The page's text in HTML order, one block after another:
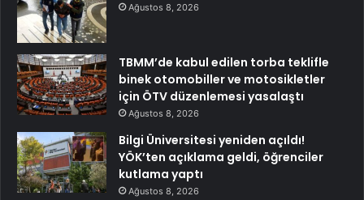
Ağustos 8, 2026
TBMM’de kabul edilen torba teklifle
binek otomobiller ve motosikletler
için ÖTV düzenlemesi yasalaştı
Ağustos 8, 2026
Bilgi Üniversitesi yeniden açıldı!
YÖK’ten açıklama geldi, öğrenciler
kutlama yaptı
Ağustos 8, 2026